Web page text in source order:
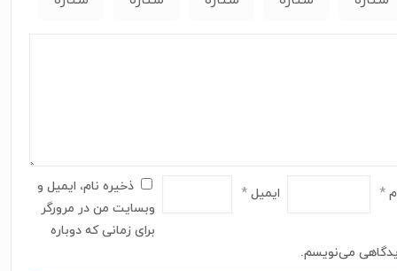
* ایمیل*
ذخیره نام، ایمیل و
وبسایت من در مرورگر
برای زمانی که دوباره
می‌نویسم.